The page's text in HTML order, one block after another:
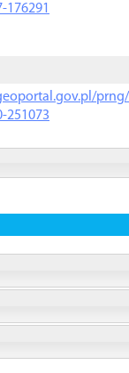
176291
prng/
251073